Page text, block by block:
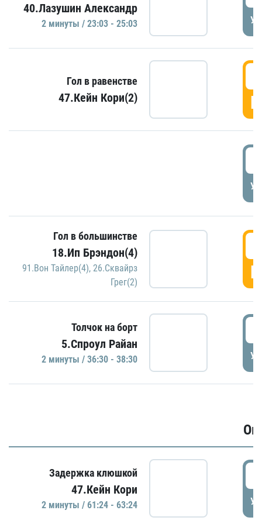
40.Лазушин Александр
2 минуты / 23:03 - 25:03
Гол в равенстве
47.Кейн Кори(2)
Гол в большинстве
18.Ип Брэндон(4)
91.Вон Тайлер(4), 26.Сквайрз
Грег(2)
Толчок на борт
5.Спроул Райан
2 минуты / 36:30 - 38:30
Задержка клюшкой
47.Кейн Кори
2 минуты / 61:24 - 63:24